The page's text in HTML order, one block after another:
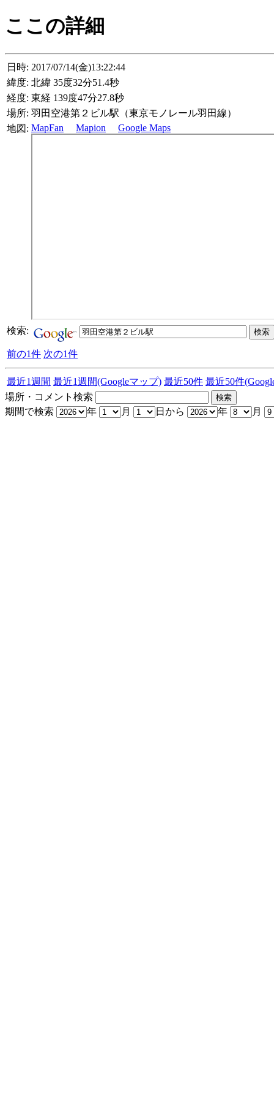
ここの詳細
日時: 2017/07/14(金)13:22:44
緯度: 北緯 35度32分51.4秒
経度: 東経 139度47分27.8秒
場所: 羽田空港第２ビル駅（東京モノレール羽田線）
地図: MapFan Mapion Google Maps
検索:
前の1件 次の1件
最近1週間 最近1週間(Googleマップ) 最近50件 最近50件
場所・コメント検索
期間で検索
年 月 日から 年 月